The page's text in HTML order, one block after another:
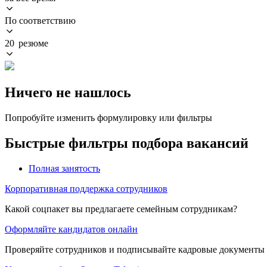
По соответствию
20 резюме
Ничего не нашлось
Попробуйте изменить формулировку или фильтры
Быстрые фильтры подбора вакансий
Полная занятость
Корпоративная поддержка сотрудников
Какой соцпакет вы предлагаете семейным сотрудникам?
Оформляйте кандидатов онлайн
Проверяйте сотрудников и подписывайте кадровые